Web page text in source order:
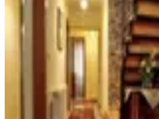
Bergama,
7+2 · 350 m² ·3. Kat
9.100.000 ₺
TAM NOKTA ADİLMustafa Sezgin